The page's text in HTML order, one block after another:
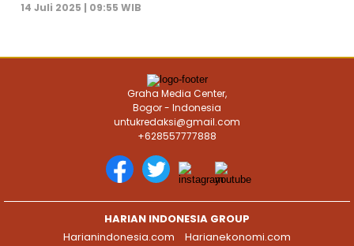
14 Juli 2025 | 09:55 WIB
Graha Media Center,
Bogor - Indonesia
untukredaksi@gmail.com
+628557777888
HARIAN INDONESIA GROUP
Harianindonesia.com
Harianekonomi.com